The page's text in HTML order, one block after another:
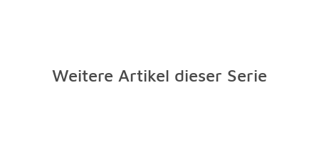
Weitere Artikel dieser Serie